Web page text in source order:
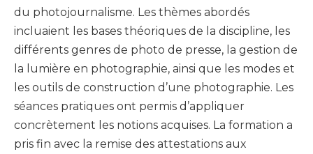
du photojournalisme. Les thèmes abordés
incluaient les bases théoriques de la discipline, les
différents genres de photo de presse, la gestion de
la lumière en photographie, ainsi que les modes et
les outils de construction d’une photographie. Les
séances pratiques ont permis d’appliquer
concrètement les notions acquises. La formation a
pris fin avec la remise des attestations aux